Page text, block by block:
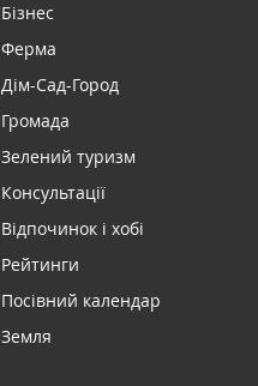
Бізнес
Ферма
Дім-Сад-Город
Громада
Зелений туризм
Консультації
Відпочинок і хобі
Рейтинги
Посівний календар
Земля